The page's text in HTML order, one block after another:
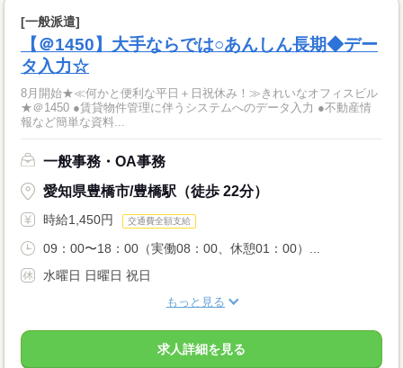
[一般派遣]
【＠1450】大手ならでは○あんしん長期◆デー
タ入力☆
8月開始★≪何かと便利な平日＋日祝休み！≫きれいなオフィスビル
★＠1450 ●賃貸物件管理に伴うシステムへのデータ入力 ●不動産情
報など簡単な資料...
一般事務・OA事務
愛知県豊橋市/豊橋駅（徒歩 22分）
時給1,450円 交通費全額支給
09：00〜18：00（実働08：00、休憩01：00）...
水曜日 日曜日 祝日
もっと見る
求人詳細を見る